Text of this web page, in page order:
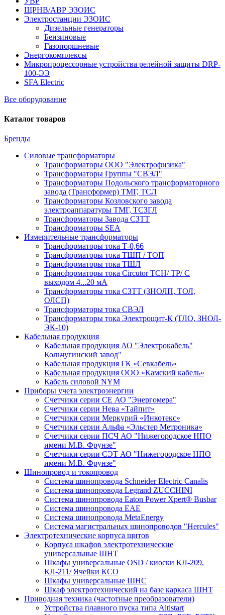
ЩРНВ/АВР ЭЗОИС
Электростанции ЭЗОИС
Дизельные генераторы
Бензиновые
Газопоршневые
Энергокомплексы
Микропроцессорные устройства релейной защиты DRP-
100-ЭЭ
SFA Electric
Все оборудование
Каталог товаров
Бренды
Силовые трансформаторы
Трансформаторы ООО "Электрофизика"
Трансформаторы Группы "СВЭЛ"
Трансформаторы Подольского трансформаторного
завода (Трансформер) ТМГ, ТСЛ
Трансформаторы Козловского завода
электроаппаратуры ТМГ, ТСЗГЛ
Трансформаторы Завода СЗТТ
Трансформаторы SEA
Измерительные трансформаторы
Трансформаторы тока Т-0,66
Трансформаторы тока ТШП / ТОП
Трансформаторы тока ТШЛ
Трансформаторы тока Circutor TCH/ TP/ С
выходом 4...20 мА
Трансформаторы тока СЗТТ (ЗНОЛП, ТОЛ,
ОЛСП)
Трансформаторы тока СВЭЛ
Трансформаторы тока Электрощит-К (ТЛО, ЗНОЛ-
ЭК-10)
Кабельная продукция
Кабельная продукция АО "Электрокабель"
Кольчугинский завод"
Кабельная продукция ГК «Севкабель»
Кабельная продукция ООО «Камский кабель»
Кабель силовой NYM
Приборы учета электроэнергии
Счетчики серии СЕ АО "Энергомера"
Счетчики серии Нева «Тайпит»
Счетчики серии Меркурий «Инкотекс»
Счетчики серии Альфа «Эльстер Метроника»
Счетчики серии ПСЧ АО "Нижегородское НПО
имени М.В. Фрунзе"
Счетчики серии СЭТ АО "Нижегородское НПО
имени М.В. Фрунзе"
Шинопровод и токопровод
Система шинопровода Schneider Electric Canalis
Система шинопровода Legrand ZUCCHINI
Система шинопровода Eaton Power Xpert® Busbar
Система шинопровода EAE
Система шинопровода MetaEnergy
Система магистральных шинопроводов "Hercules"
Электротехнические корпуса щитов
Корпуса шкафов электротехнические
универсальные ШНТ
Шкафы универсальные OSD / киоски КЛ-209,
КЛ-211/ Ячейки КСО
Шкафы универсальные ШНС
Шкаф электротехнический на базе каркаса ШНТ
Приводная техника (частотные преобразователи)
Устройства плавного пуска типа Altistart